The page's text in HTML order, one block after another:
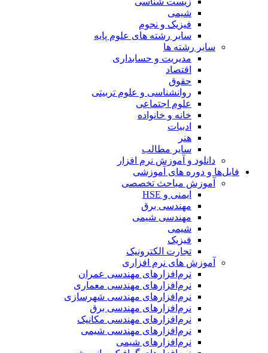
شیمی
فیزیک و نجوم
سایر رشته های علوم پایه
سایر رشته ها
مدیریت و حسابداری
اقتصاد
حقوق
روانشناسی و علوم تربیتی
علوم اجتماعی
خانه و خانواده
ادبیات
هنر
سایر مطالب
دانلود و آموزش نرم افزار
فایل‌ها و دوره های آموزشی
آموزش مباحث تخصصی
ایمنی و HSE
مهندسی برق
مهندسی شیمی
شیمی
فیزیک
تجارت الکترونیک
آموزش های نرم افزاری
نرم‌افزارهای مهندسی عمران
نرم‌افزارهای مهندسی معماری
نرم‌افزارهای مهندسی شهرسازی
نرم‌افزارهای مهندسی برق
نرم‌افزارهای مهندسی مکانیک
نرم‌افزارهای مهندسی شیمی
نرم‌افزارهای شیمی